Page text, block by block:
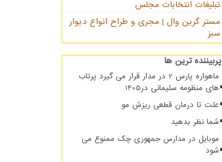
تبلیغات انتخابات مجلس
مستر گرین وال | مجری و طراح انواع دیوار
سبز
پربیننده ترین ها
ماهواره پارس 2 در مدار قرار می گیرد پرتاب
های منظومه سلیمانی در1405
علت تا درمان قطعی ریزش مو
شما نظر بدهید
موبایل در مدارس جمهوری چک ممنوع می
شود